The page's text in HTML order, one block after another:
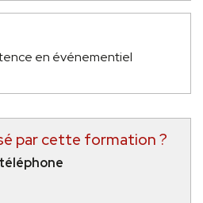
en événementiel
par cette formation ?